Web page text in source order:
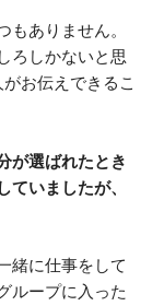
ありません。
ろしかないと思
お伝えできるこ
が選ばれたとき
ていましたが、
緒に仕事をして
ループに入った